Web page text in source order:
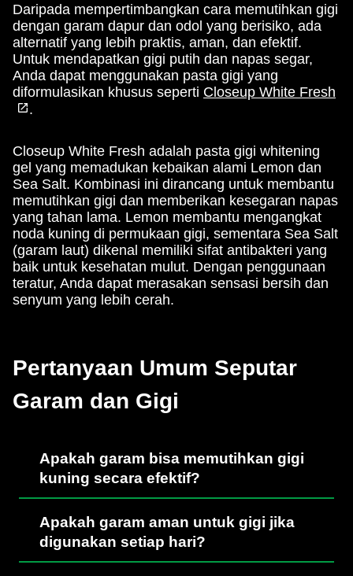
Daripada mempertimbangkan cara memutihkan gigi
dengan garam dapur dan odol yang berisiko, ada
alternatif yang lebih praktis, aman, dan efektif.
Untuk mendapatkan gigi putih dan napas segar,
Anda dapat menggunakan pasta gigi yang
diformulasikan khusus seperti Closeup White Fresh
.
Closeup White Fresh adalah pasta gigi whitening
gel yang memadukan kebaikan alami Lemon dan
Sea Salt. Kombinasi ini dirancang untuk membantu
memutihkan gigi dan memberikan kesegaran napas
yang tahan lama. Lemon membantu mengangkat
noda kuning di permukaan gigi, sementara Sea Salt
(garam laut) dikenal memiliki sifat antibakteri yang
baik untuk kesehatan mulut. Dengan penggunaan
teratur, Anda dapat merasakan sensasi bersih dan
senyum yang lebih cerah.
Pertanyaan Umum Seputar
Garam dan Gigi
Apakah garam bisa memutihkan gigi
kuning secara efektif?
Apakah garam aman untuk gigi jika
digunakan setiap hari?